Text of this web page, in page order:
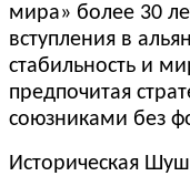
мира» более 30
вступления в
стабильность и
предпочитая
союзниками без
Историческая